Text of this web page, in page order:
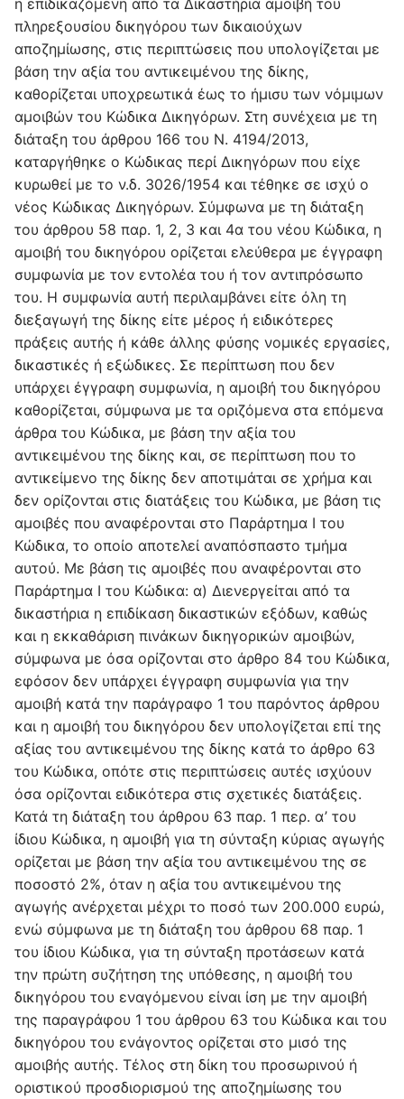
η επιδικαζόμενη από τα Δικαστήρια αμοιβή του
πληρεξουσίου δικηγόρου των δικαιούχων
αποζημίωσης, στις περιπτώσεις που υπολογίζεται με
βάση την αξία του αντικειμένου της δίκης,
καθορίζεται υποχρεωτικά έως το ήμισυ των νόμιμων
αμοιβών του Κώδικα Δικηγόρων. Στη συνέχεια με τη
διάταξη του άρθρου 166 του Ν. 4194/2013,
καταργήθηκε ο Κώδικας περί Δικηγόρων που είχε
κυρωθεί με το ν.δ. 3026/1954 και τέθηκε σε ισχύ ο
νέος Κώδικας Δικηγόρων. Σύμφωνα με τη διάταξη
του άρθρου 58 παρ. 1, 2, 3 και 4α του νέου Κώδικα, η
αμοιβή του δικηγόρου ορίζεται ελεύθερα με έγγραφη
συμφωνία με τον εντολέα του ή τον αντιπρόσωπο
του. Η συμφωνία αυτή περιλαμβάνει είτε όλη τη
διεξαγωγή της δίκης είτε μέρος ή ειδικότερες
πράξεις αυτής ή κάθε άλλης φύσης νομικές εργασίες,
δικαστικές ή εξώδικες. Σε περίπτωση που δεν
υπάρχει έγγραφη συμφωνία, η αμοιβή του δικηγόρου
καθορίζεται, σύμφωνα με τα οριζόμενα στα επόμενα
άρθρα του Κώδικα, με βάση την αξία του
αντικειμένου της δίκης και, σε περίπτωση που το
αντικείμενο της δίκης δεν αποτιμάται σε χρήμα και
δεν ορίζονται στις διατάξεις του Κώδικα, με βάση τις
αμοιβές που αναφέρονται στο Παράρτημα Ι του
Κώδικα, το οποίο αποτελεί αναπόσπαστο τμήμα
αυτού. Με βάση τις αμοιβές που αναφέρονται στο
Παράρτημα Ι του Κώδικα: α) Διενεργείται από τα
δικαστήρια η επιδίκαση δικαστικών εξόδων, καθώς
και η εκκαθάριση πινάκων δικηγορικών αμοιβών,
σύμφωνα με όσα ορίζονται στο άρθρο 84 του Κώδικα,
εφόσον δεν υπάρχει έγγραφη συμφωνία για την
αμοιβή κατά την παράγραφο 1 του παρόντος άρθρου
και η αμοιβή του δικηγόρου δεν υπολογίζεται επί της
αξίας του αντικειμένου της δίκης κατά το άρθρο 63
του Κώδικα, οπότε στις περιπτώσεις αυτές ισχύουν
όσα ορίζονται ειδικότερα στις σχετικές διατάξεις.
Κατά τη διάταξη του άρθρου 63 παρ. 1 περ. α’ του
ίδιου Κώδικα, η αμοιβή για τη σύνταξη κύριας αγωγής
ορίζεται με βάση την αξία του αντικειμένου της σε
ποσοστό 2%, όταν η αξία του αντικειμένου της
αγωγής ανέρχεται μέχρι το ποσό των 200.000 ευρώ,
ενώ σύμφωνα με τη διάταξη του άρθρου 68 παρ. 1
του ίδιου Κώδικα, για τη σύνταξη προτάσεων κατά
την πρώτη συζήτηση της υπόθεσης, η αμοιβή του
δικηγόρου του εναγόμενου είναι ίση με την αμοιβή
της παραγράφου 1 του άρθρου 63 του Κώδικα και του
δικηγόρου του ενάγοντος ορίζεται στο μισό της
αμοιβής αυτής. Τέλος στη δίκη του προσωρινού ή
οριστικού προσδιορισμού της αποζημίωσης του